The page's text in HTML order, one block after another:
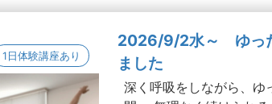
1日体験講座あり
2026/9/2水～ ゆっ
ました
深く呼吸をしながら、ゆ